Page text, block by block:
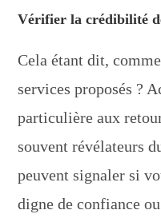
Vérifier la crédibilité
Cela étant dit,
services proposés ?
particulière aux
souvent révélateurs
peuvent signaler si
digne de confiance